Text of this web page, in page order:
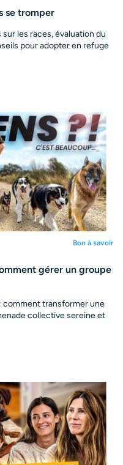
se tromper
les races, évaluation du
pour adopter en refuge
Bon à savoir
gérer un groupe
comment transformer une
collective sereine et